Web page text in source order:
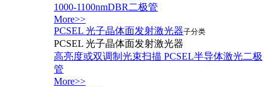
1000-1100nmDBR二极管
More>>
PCSEL 光子晶体面发射激光器子分类
PCSEL 光子晶体面发射激光器
高亮度或双调制光束扫描 PCSEL半导体激光二极
管
More>>